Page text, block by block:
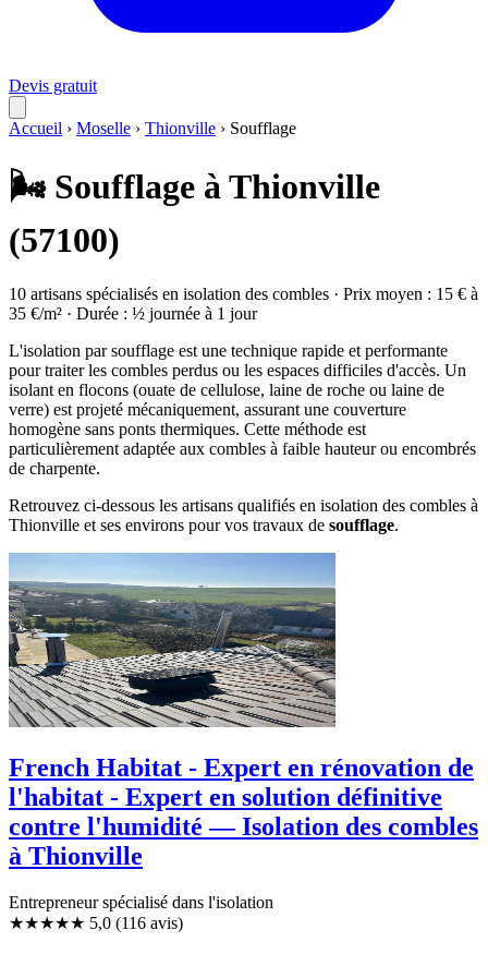
Devis gratuit
Accueil › Moselle › Thionville › Soufflage
🌬️ Soufflage à Thionville
(57100)
10 artisans spécialisés en isolation des combles · Prix moyen : 15 € à
35 €/m² · Durée : ½ journée à 1 jour
L'isolation par soufflage est une technique rapide et performante
pour traiter les combles perdus ou les espaces difficiles d'accès. Un
isolant en flocons (ouate de cellulose, laine de roche ou laine de
verre) est projeté mécaniquement, assurant une couverture
homogène sans ponts thermiques. Cette méthode est
particulièrement adaptée aux combles à faible hauteur ou encombrés
de charpente.
Retrouvez ci-dessous les artisans qualifiés en isolation des combles à
Thionville et ses environs pour vos travaux de soufflage.
French Habitat - Expert en rénovation de
l'habitat - Expert en solution définitive
contre l'humidité — Isolation des combles
à Thionville
Entrepreneur spécialisé dans l'isolation
★★★★★ 5,0 (116 avis)